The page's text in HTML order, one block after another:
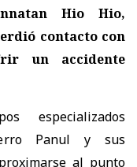
Hio Hio,
contacto con
un accidente
especializados
Panul y sus
al punto